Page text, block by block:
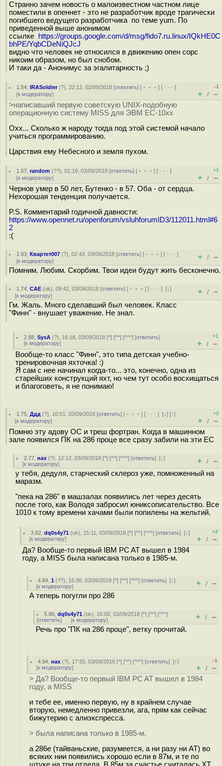
Странно зачем новость о малоизвестном частном лице
поместили в опеннет - это не разработчик вроде трагически
погибшего ведущего разработчика по теме yum. По
приведенной выше анонимом
ссылке
https://groups.google.com/d/msg/fido7.ru.linux/IQkHE0C
bhPE/YqbCDeNiQJcJ
видно что человек не относился в движению опен сорс
никоим образом, но был снобом.
И таки да - Анонимус за эгалитарность ;)
1.54 ,IRASoldier(?), 22:12, 02/09/2018 [ответить] [ ﹢﹢﹢] [ · · ·]
[к модератору]
–1
+ / –
>написавший первую советскую UNIX-подобную
операционную систему MISS для ЭВМ ЕС-10xx
Охх... Сколько ж народу тогда под этой системой начало
учиться программированию.
Царствия ему Небесного и земля пухом.
1.57 ,random (??), 01:19, 03/09/2018 [ответить] [ ﹢﹢﹢] [ · · ·]
[к модератору]
+1
+ / –
Чернов умер в 50 лет, Бутенко - в 57. Оба - от сердца.
Нехорошая тенденция получается.
P.S. Комментарий годичной давности:
https://www.opennet.ru/openforum/vsluhforumID3/112011.html#6
2
:(
1.63 ,Квартет007 (?), 02:43, 03/09/2018 [ответить] [ ﹢﹢﹢] [ · · ·]
[к модератору] + / –
Помним. Любим. Скорбим. Твои идеи будут жить бесконечно.
1.74 ,CAE (ok), 09:42, 03/09/2018 [ответить] [ ﹢﹢﹢] [ · · ·][↓]
[к модератору] + / –
Гм. Жаль. Много сделавший был человек. Класс
"Финн" - внушает уважение. Не знал.
2.88 ,SysA (?), 16:18, 03/09/2018 [^] [^^] [^^^] [ответить]
[к модератору]
+1
+ / –
Вообще-то класс "Финн", это типа детская учебно-
тренировочная яхточка! :)
Я сам с нее начинал когда-то... это, конечно, одна из
старейших конструкций яхт, но чем тут особо восхищаться
и благоговеть, я не понимаю!
1.75 ,Ддд (?), 10:51, 03/09/2018 [ответить] [ ﹢﹢﹢] [ · · ·][↓] [↑]
[к модератору]
+2
+ / –
Помню эту адову ОС и треш фортран. Когда в машинном
зале появился ПК на 286 проце все сразу забили на эти ЕС
2.77 ,нах (?), 12:12, 03/09/2018 [^] [^^] [^^^] [ответить][↓]
[к модератору] + / –
у тебя, дедуля, старческий склероз уже, помноженный на
маразм.
"пека на 286" в машзалах появились лет через десять
после того, как Володя забросил юниксописательство. Все
1010 к тому времени хачами были попилены на жельтий.
3.82 ,dq0s4y71 (ok), 15:11, 03/09/2018 [^] [^^] [^^^] [ответить][↓]
[к модератору]
+2
+ / –
Да? Вообще-то первый IBM PC AT вышел в 1984
году, а MISS была написана только в 1985-м.
4.84 ,1 (??), 15:36, 03/09/2018 [^] [^^] [^^^] [ответить][↓]
[к модератору] + / –
А теперь погугли про 286
5.86 ,dq0s4y71 (ok), 16:00, 03/09/2018 [^] [^^] [^^^]
[ответить] [к модератору] + / –
Речь про "ПК на 286 проце", ветку прочитай.
4.94 ,нах (?), 17:55, 03/09/2018 [^] [^^] [^^^] [ответить][↑]
[к модератору]
–1
+ / –
> Да? Вообще-то первый IBM PC AT вышел в 1984
году, а MISS
и тебе ее, именно первую, ну в крайнем случае
вторую, немедленно привезли, ага, прям как сейчас
бижутерию с алиэкспресса.
> была написана только в 1985-м.
а 286е (тайваньские, разумеется, а ни разу ни AT) во
всяких нии появились хорошо если в 87м, и те по
штуке на три отдела. В 85м за счастье считалась XT.